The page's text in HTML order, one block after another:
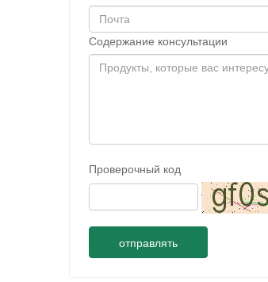
Содержание консультации
Проверочный код
отправлять